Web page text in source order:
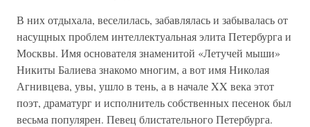
В них отдыхала, веселилась, забавлялась и забывалась от
насущных проблем интеллектуальная элита Петербурга и
Москвы. Имя основателя знаменитой «Летучей мыши»
Никиты Балиева знакомо многим, а вот имя Николая
Агнивцева, увы, ушло в тень, а в начале XX века этот
поэт, драматург и исполнитель собственных песенок был
весьма популярен. Певец блистательного Петербурга.